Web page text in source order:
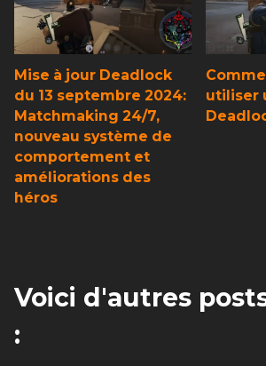
Mise à jour Deadlock
du 13 septembre 2024:
Matchmaking 24/7,
nouveau système de
comportement et
améliorations des
héros
utiliser
Voici d'autres
: